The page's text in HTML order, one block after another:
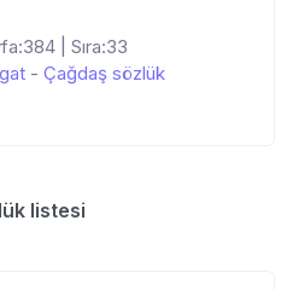
| Sıra:33
- Çağdaş sözlük
listesi